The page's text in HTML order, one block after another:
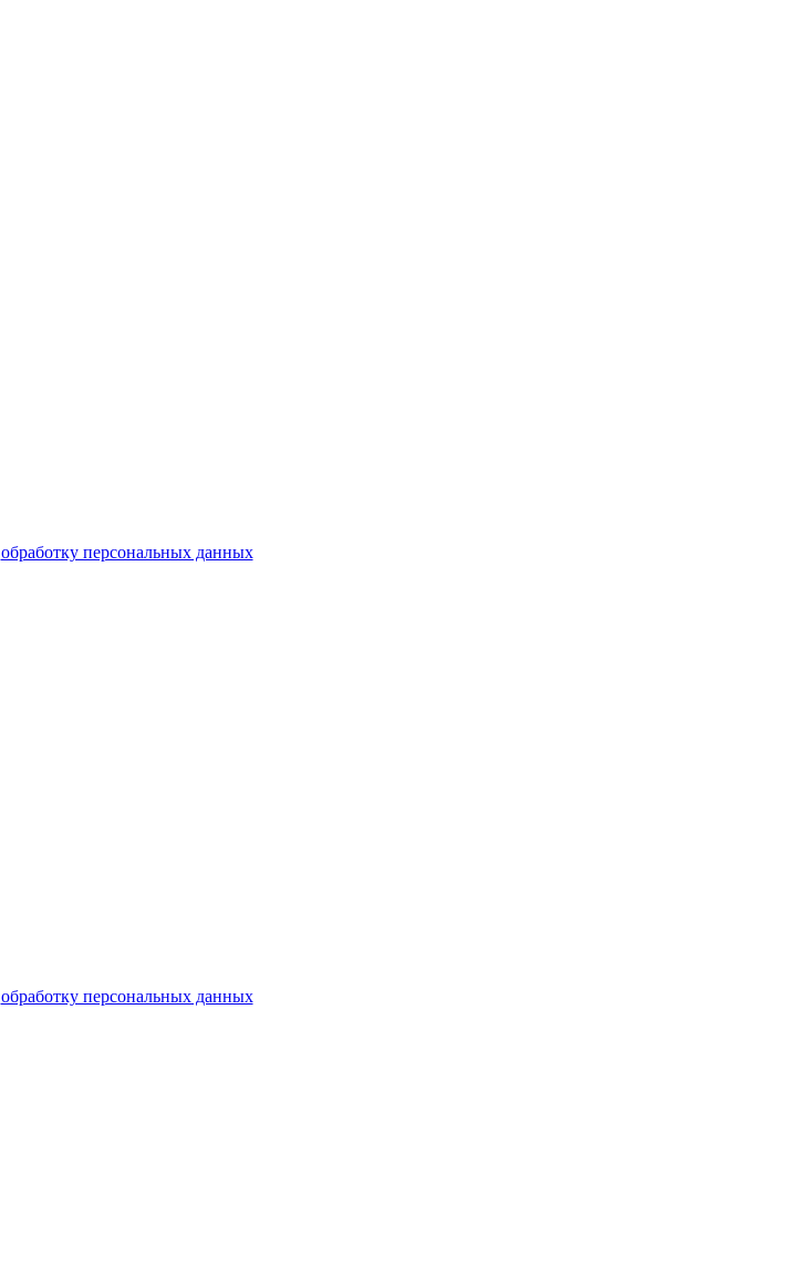
обработку персональных данных
обработку персональных данных